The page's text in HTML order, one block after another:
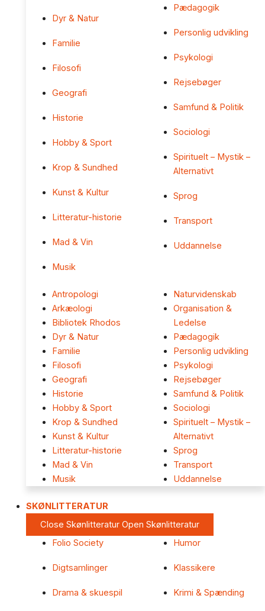
Dyr & Natur
Familie
Filosofi
Geografi
Historie
Hobby & Sport
Krop & Sundhed
Kunst & Kultur
Litteratur-historie
Mad & Vin
Musik
Pædagogik
Personlig udvikling
Psykologi
Rejsebøger
Samfund & Politik
Sociologi
Spirituelt – Mystik –
Alternativt
Sprog
Transport
Uddannelse
Antropologi
Arkæologi
Bibliotek Rhodos
Dyr & Natur
Familie
Filosofi
Geografi
Historie
Hobby & Sport
Krop & Sundhed
Kunst & Kultur
Litteratur-historie
Mad & Vin
Musik
Naturvidenskab
Organisation &
Ledelse
Pædagogik
Personlig udvikling
Psykologi
Rejsebøger
Samfund & Politik
Sociologi
Spirituelt – Mystik –
Alternativt
Sprog
Transport
Uddannelse
SKØNLITTERATUR
Close Skønlitteratur Open Skønlitteratur
Folio Society
Digtsamlinger
Drama & skuespil
Humor
Klassikere
Krimi & Spænding